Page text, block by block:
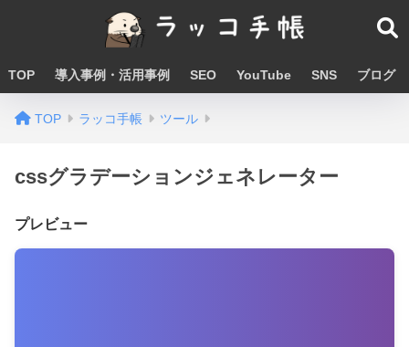
TOP 導入事例・活用事例 SEO YouTube SNS ブログ
TOP ラッコ手帳 ツール
cssグラデーションジェネレーター
プレビュー